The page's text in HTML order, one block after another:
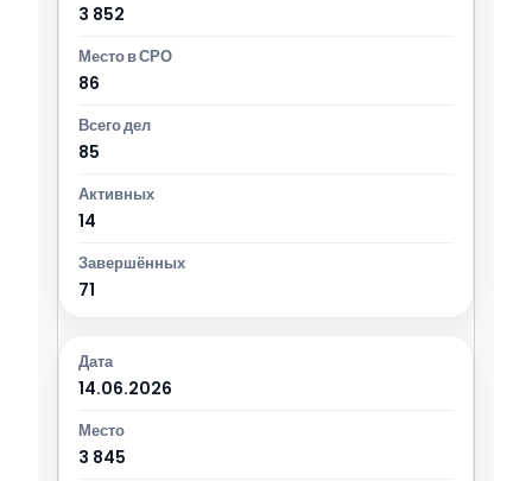
3 852
86
85
14
71
14.06.2026
3 845